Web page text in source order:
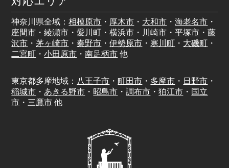
神奈川県全域：相模原市 ・ 厚木市 ・ 大和市 ・海老名市 ・
座間市 ・綾瀬市 ・愛川町 ・横浜市 ・ 川崎市 ・平塚市 ・藤
沢市 ・茅ヶ崎市 ・ 秦野市 ・伊勢原市 ・ 寒川町 ・ 大磯町 ・
二宮町 ・小田原市 ・南足柄市 他
東京都多摩地域： 八王子市 ・町田市 ・ 多摩市 ・ 日野市 ・
稲城市 ・ あきる野市 ・ 昭島市 ・調布市 ・狛江市 ・ 国立
市 ・ 三鷹市 他